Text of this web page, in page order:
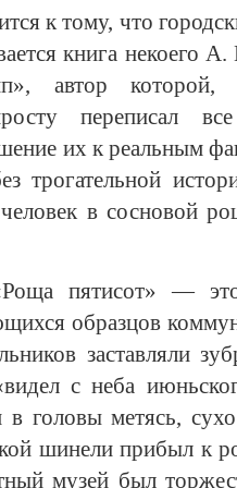
к тому, что
книга
автор которой,
переписал
их к реальным
трогательной
человек в сосновой
пятисот» —
образцов
заставляли
с неба
в головы метясь,
шинели прибыл к
музей был